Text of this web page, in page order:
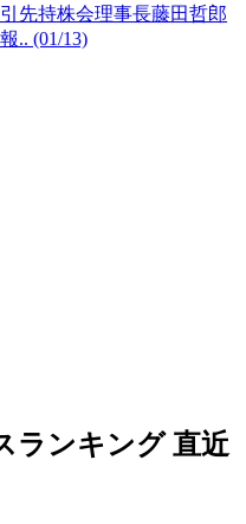
先持株会理事長藤田哲郎
.. (01/13)
ランキング 直近